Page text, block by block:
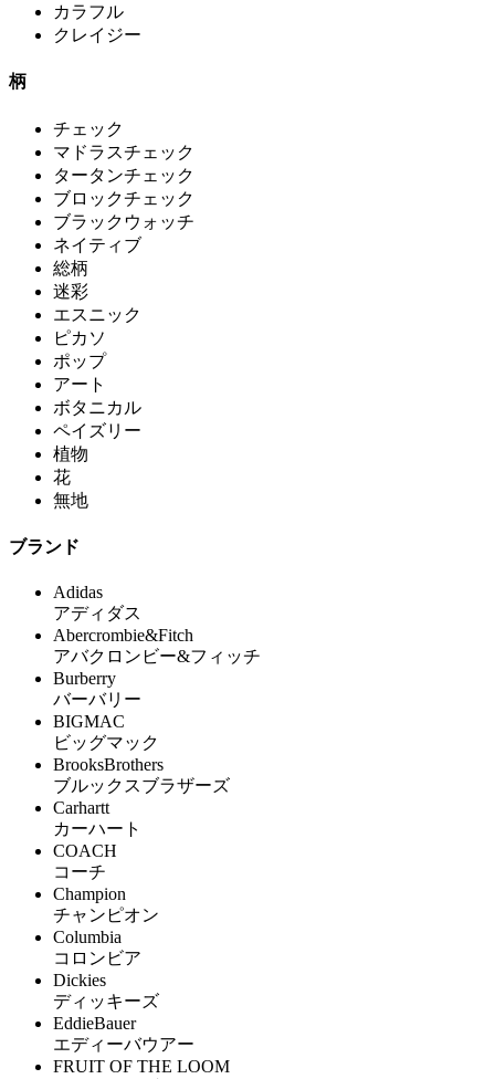
カラフル
クレイジー
柄
チェック
マドラスチェック
タータンチェック
ブロックチェック
ブラックウォッチ
ネイティブ
総柄
迷彩
エスニック
ピカソ
ポップ
アート
ボタニカル
ペイズリー
植物
花
無地
ブランド
Adidas
アディダス
Abercrombie&Fitch
アバクロンビー&フィッチ
Burberry
バーバリー
BIGMAC
ビッグマック
BrooksBrothers
ブルックスブラザーズ
Carhartt
カーハート
COACH
コーチ
Champion
チャンピオン
Columbia
コロンビア
Dickies
ディッキーズ
EddieBauer
エディーバウアー
FRUIT OF THE LOOM